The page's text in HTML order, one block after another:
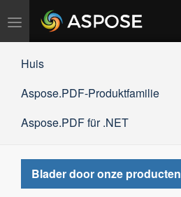
Navigation
umschalten
Huis
Aspose.PDF-Produktfamilie
Aspose.PDF für .NET
Blader door onze producten